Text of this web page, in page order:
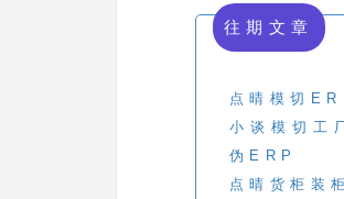
往期文章
点晴模切
小谈模切工
伪ERP
点晴货柜装